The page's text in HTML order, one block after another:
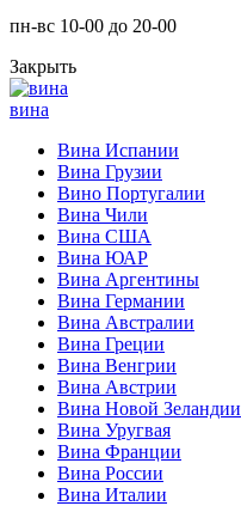
пн-вс 10-00 до 20-00
Закрыть
вина
Вина Испании
Вина Грузии
Вино Португалии
Вина Чили
Вина США
Вина ЮАР
Вина Аргентины
Вина Германии
Вина Австралии
Вина Греции
Вина Венгрии
Вина Австрии
Вина Новой Зеландии
Вина Уругвая
Вина Франции
Вина России
Вина Италии